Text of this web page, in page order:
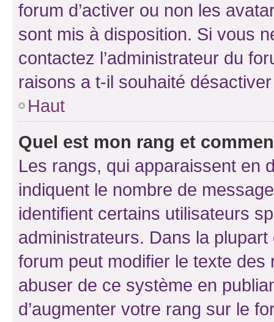
forum d’activer ou non les
sont mis à disposition. Si vous
contactez l’administrateur du
raisons a t-il souhaité
Haut
Quel est mon rang et
Les rangs, qui apparaissent en
indiquent le nombre de
identifient certains utilisateurs
administrateurs. Dans la
forum peut modifier le texte
abuser de ce système en
d’augmenter votre rang sur le